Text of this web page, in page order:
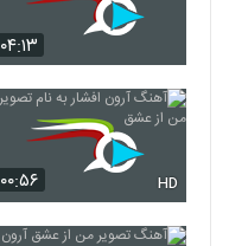
۰۴:۱۳
۰۰:۵۶ HD